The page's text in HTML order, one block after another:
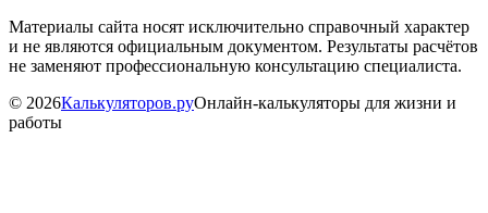
Материалы сайта носят исключительно справочный характер
и не являются официальным документом. Результаты расчётов
не заменяют профессиональную консультацию специалиста.
© 2026Калькуляторов.руОнлайн-калькуляторы для жизни и
работы